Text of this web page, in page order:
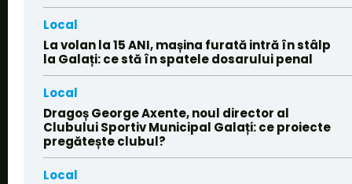
Local
La volan la 15 ANI, mașina furată intră în stâlp
la Galați: ce stă în spatele dosarului penal
Local
Dragoș George Axente, noul director al
Clubului Sportiv Municipal Galați: ce proiecte
pregătește clubul?
Local